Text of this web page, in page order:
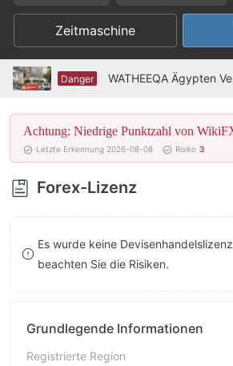
2
3
4
5
6
7
8
9
3
4
5
6
7
8
9
Zeitmaschine
Danger
Achtung: Niedrige Punktzahl von
Letzte Erkennung 2026-08-08 Risiko 3
Forex-Lizenz
Es wurde keine
beachten Sie die Risiken.
Grundlegende Informationen
Registrierte Region